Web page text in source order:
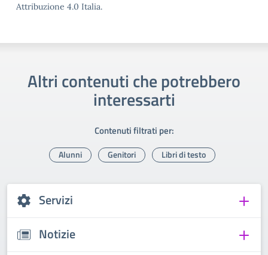
Attribuzione 4.0 Italia.
Altri contenuti che potrebbero
interessarti
Contenuti filtrati per:
Alunni Genitori Libri di testo
Servizi
Notizie